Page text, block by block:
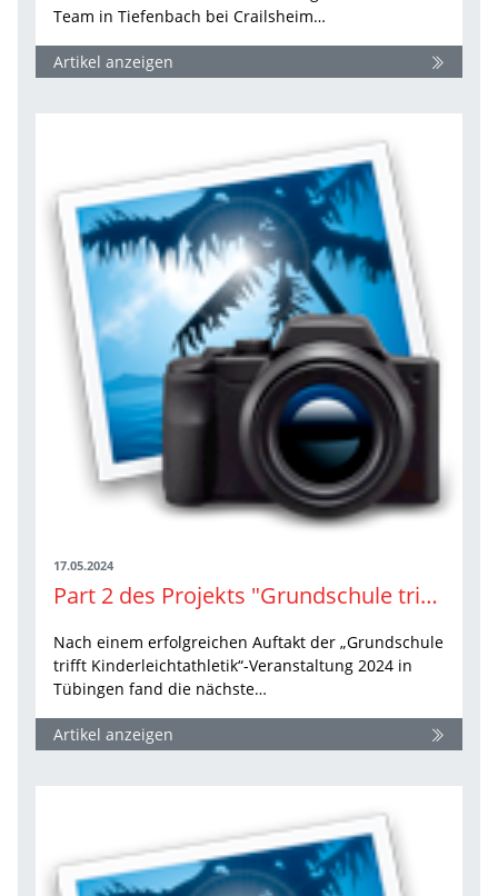
Team in Tiefenbach bei Crailsheim…
Artikel anzeigen
17.05.2024
Part 2 des Projekts "Grundschule trifft Kinderleichtathletik" in Ludwigsburg
Nach einem erfolgreichen Auftakt der „Grundschule
trifft Kinderleichtathletik“-Veranstaltung 2024 in
Tübingen fand die nächste…
Artikel anzeigen